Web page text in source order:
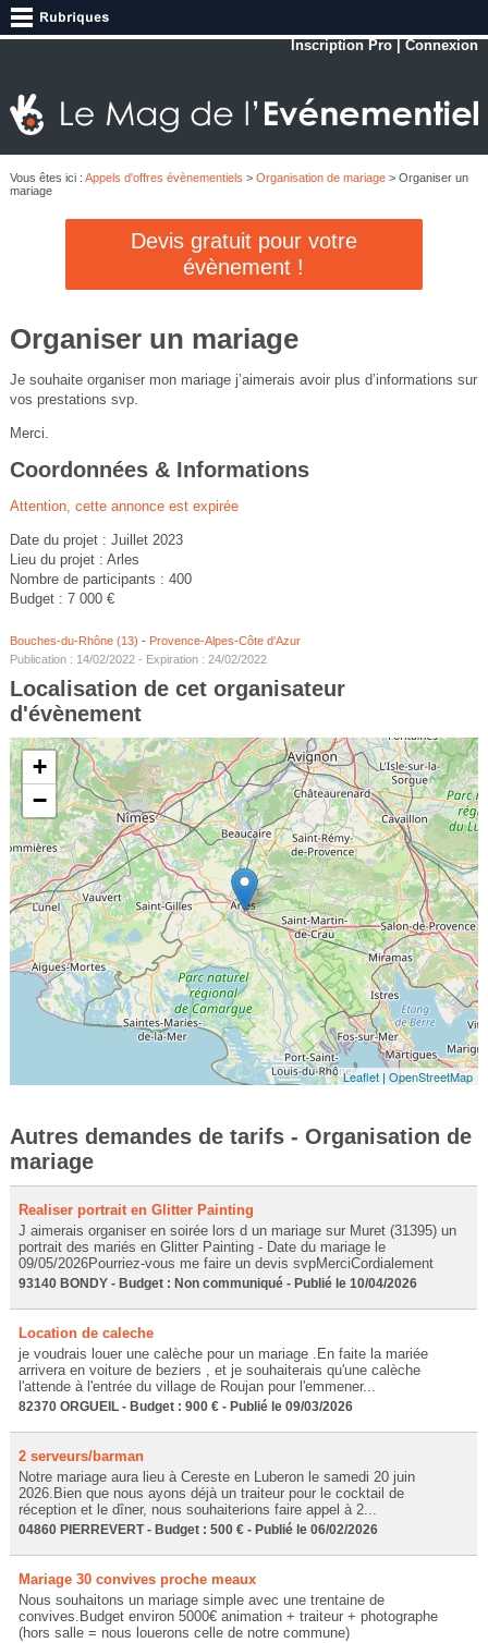
Inscription Pro |Connexion
Vous êtes ici : Appels d'offres évènementiels > Organisation de mariage> Organiser un
mariage
Devis gratuit pour votre
évènement !
Organiser un mariage
Je souhaite organiser mon mariage j’aimerais avoir plus d’informations sur
vos prestations svp.
Merci.
Coordonnées & Informations
Attention, cette annonce est expirée
Date du projet : Juillet 2023
Lieu du projet : Arles
Nombre de participants : 400
Budget : 7 000 €
Bouches-du-Rhône (13) - Provence-Alpes-Côte d'Azur
Publication : 14/02/2022 - Expiration : 24/02/2022
Localisation de cet organisateur
d'évènement
+
−
Leaflet |OpenStreetMap
Autres demandes de tarifs - Organisation de
mariage
Realiser portrait en Glitter Painting
J aimerais organiser en soirée lors d un mariage sur Muret (31395) un
portrait des mariés en Glitter Painting - Date du mariage le
09/05/2026Pourriez-vous me faire un devis svpMerciCordialement
93140 BONDY - Budget : Non communiqué - Publié le 10/04/2026
Location de caleche
je voudrais louer une calèche pour un mariage .En faite la mariée
arrivera en voiture de beziers , et je souhaiterais qu'une calèche
l'attende à l'entrée du village de Roujan pour l'emmener...
82370 ORGUEIL - Budget : 900 € - Publié le 09/03/2026
2 serveurs/barman
Notre mariage aura lieu à Cereste en Luberon le samedi 20 juin
2026.Bien que nous ayons déjà un traiteur pour le cocktail de
réception et le dîner, nous souhaiterions faire appel à 2...
04860 PIERREVERT - Budget : 500 € - Publié le 06/02/2026
Mariage 30 convives proche meaux
Nous souhaitons un mariage simple avec une trentaine de
convives.Budget environ 5000€ animation + traiteur + photographe
(hors salle = nous louerons celle de notre commune)